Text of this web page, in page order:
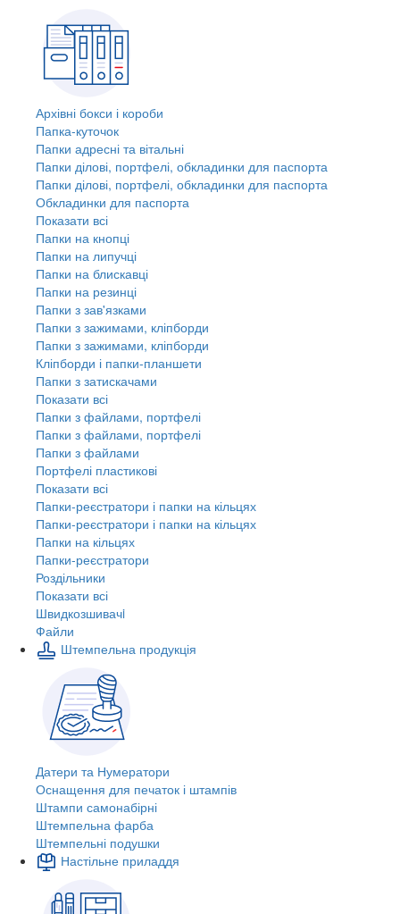
Архівні бокси і короби
Папка-куточок
Папки адресні та вітальні
Папки ділові, портфелі, обкладинки для паспорта
Папки ділові, портфелі, обкладинки для паспорта
Обкладинки для паспорта
Показати всі
Папки на кнопці
Папки на липучці
Папки на блискавці
Папки на резинці
Папки з зав'язками
Папки з зажимами, кліпборди
Папки з зажимами, кліпборди
Кліпборди і папки-планшети
Папки з затискачами
Показати всі
Папки з файлами, портфелі
Папки з файлами, портфелі
Папки з файлами
Портфелі пластикові
Показати всі
Папки-реєстратори і папки на кільцях
Папки-реєстратори і папки на кільцях
Папки на кільцях
Папки-реєстратори
Роздільники
Показати всі
Швидкозшивачi
Файли
Штемпельна продукція
Датери та Нумератори
Оснащення для печаток і штампів
Штампи самонабірні
Штемпельна фарба
Штемпельні подушки
Настільне приладдя